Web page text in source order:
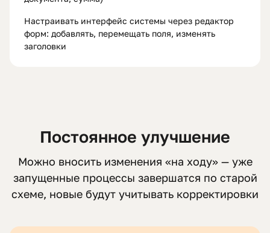
Настраивать интерфейс системы через редактор
форм: добавлять, перемещать поля, изменять
заголовки
Постоянное улучшение
Можно вносить изменения «на ходу» — уже
запущенные процессы завершатся по старой
схеме, новые будут учитывать корректировки